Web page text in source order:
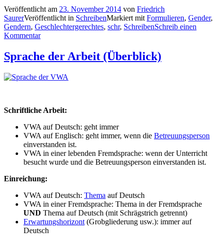
Veröffentlicht am 23. November 2014 von Friedrich
SaurerVeröffentlicht in SchreibenMarkiert mit Formulieren, Gender,
Gendern, Geschlechtergerechtes, schr, SchreibenSchreib einen
Kommentar
Sprache der Arbeit (Überblick)
Schriftliche Arbeit:
VWA auf Deutsch: geht immer
VWA auf Englisch: geht immer, wenn die Betreuungsperson
einverstanden ist.
VWA in einer lebenden Fremdsprache: wenn der Unterricht
besucht wurde und die Betreuungsperson einverstanden ist.
Einreichung:
VWA auf Deutsch: Thema auf Deutsch
VWA in einer Fremdsprache: Thema in der Fremdsprache
UND Thema auf Deutsch (mit Schrägstrich getrennt)
Erwartungshorizont (Grobgliederung usw.): immer auf
Deutsch